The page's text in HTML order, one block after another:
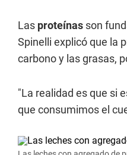
Las proteínas son
Spinelli explicó que la
carbono y las grasas,
"La realidad es que si
que consumimos el